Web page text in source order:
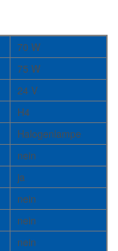
70 W
75 W
24 V
H4
Halogenlampe
nein
ja
nein
nein
nein